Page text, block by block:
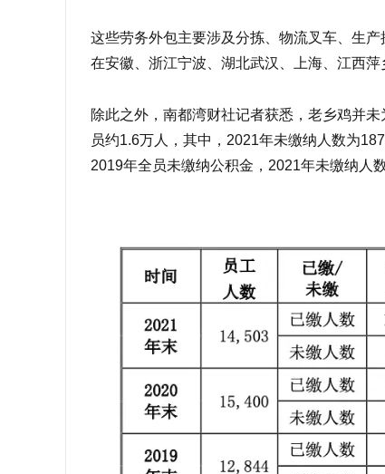
这些劳务外包主要涉及分拣、物流叉车、生
在安徽、浙江宁波、湖北武汉、上海、江西
除此之外，南都湾财社记者获悉，老乡鸡并
员约1.6万人，其中，2021年未缴纳人数为
2019年全员未缴纳公积金，2021年未缴纳人